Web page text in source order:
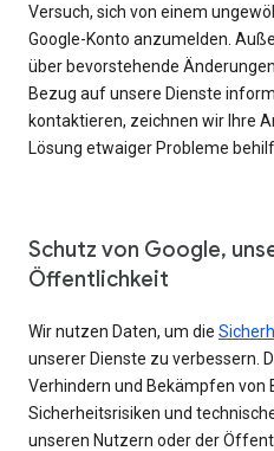
Versuch, sich von einem
Google-Konto anzumelden.
über bevorstehende
Bezug auf unsere Dienste
kontaktieren, zeichnen wir Ihre
Lösung etwaiger Probleme
Schutz von Google,
Öffentlichkeit
Wir nutzen Daten, um die
unserer Dienste zu verbessern.
Verhindern und Bekämpfen von
Sicherheitsrisiken und
unseren Nutzern oder der